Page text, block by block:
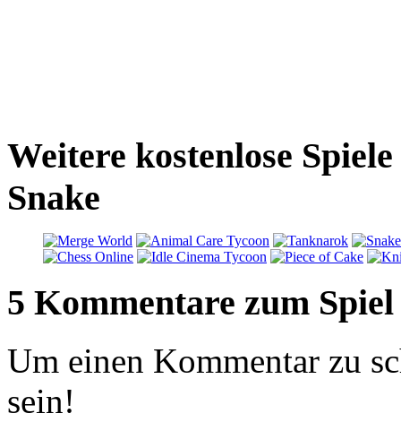
Weitere kostenlose
Snake
5 Kommentare zum Spiel
Um einen Kommentar zu
sein!